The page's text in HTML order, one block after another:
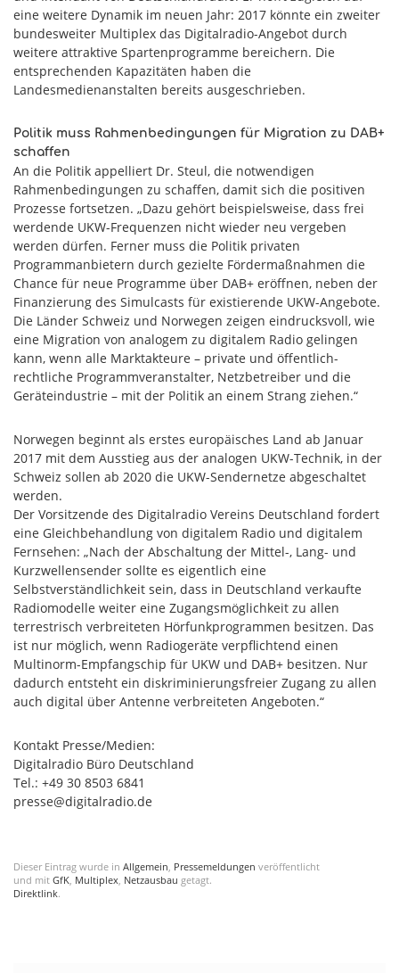
eine weitere Dynamik im neuen Jahr: 2017 könnte ein zweiter
bundesweiter Multiplex das Digitalradio-Angebot durch
weitere attraktive Spartenprogramme bereichern. Die
entsprechenden Kapazitäten haben die
Landesmedienanstalten bereits ausgeschrieben.
Politik muss Rahmenbedingungen für Migration zu DAB+
schaffen
An die Politik appelliert Dr. Steul, die notwendigen
Rahmenbedingungen zu schaffen, damit sich die positiven
Prozesse fortsetzen. „Dazu gehört beispielsweise, dass frei
werdende UKW-Frequenzen nicht wieder neu vergeben
werden dürfen. Ferner muss die Politik privaten
Programmanbietern durch gezielte Fördermaßnahmen die
Chance für neue Programme über DAB+ eröffnen, neben der
Finanzierung des Simulcasts für existierende UKW-Angebote.
Die Länder Schweiz und Norwegen zeigen eindrucksvoll, wie
eine Migration von analogem zu digitalem Radio gelingen
kann, wenn alle Marktakteure – private und öffentlich-
rechtliche Programmveranstalter, Netzbetreiber und die
Geräteindustrie – mit der Politik an einem Strang ziehen.“
Norwegen beginnt als erstes europäisches Land ab Januar
2017 mit dem Ausstieg aus der analogen UKW-Technik, in der
Schweiz sollen ab 2020 die UKW-Sendernetze abgeschaltet
werden.
Der Vorsitzende des Digitalradio Vereins Deutschland fordert
eine Gleichbehandlung von digitalem Radio und digitalem
Fernsehen: „Nach der Abschaltung der Mittel-, Lang- und
Kurzwellensender sollte es eigentlich eine
Selbstverständlichkeit sein, dass in Deutschland verkaufte
Radiomodelle weiter eine Zugangsmöglichkeit zu allen
terrestrisch verbreiteten Hörfunkprogrammen besitzen. Das
ist nur möglich, wenn Radiogeräte verpflichtend einen
Multinorm-Empfangschip für UKW und DAB+ besitzen. Nur
dadurch entsteht ein diskriminierungsfreier Zugang zu allen
auch digital über Antenne verbreiteten Angeboten.“
Kontakt Presse/Medien:
Digitalradio Büro Deutschland
Tel.: +49 30 8503 6841
presse@digitalradio.de
Dieser Eintrag wurde in Allgemein, Pressemeldungen veröffentlicht
und mit GfK, Multiplex, Netzausbau getagt.
Direktlink.